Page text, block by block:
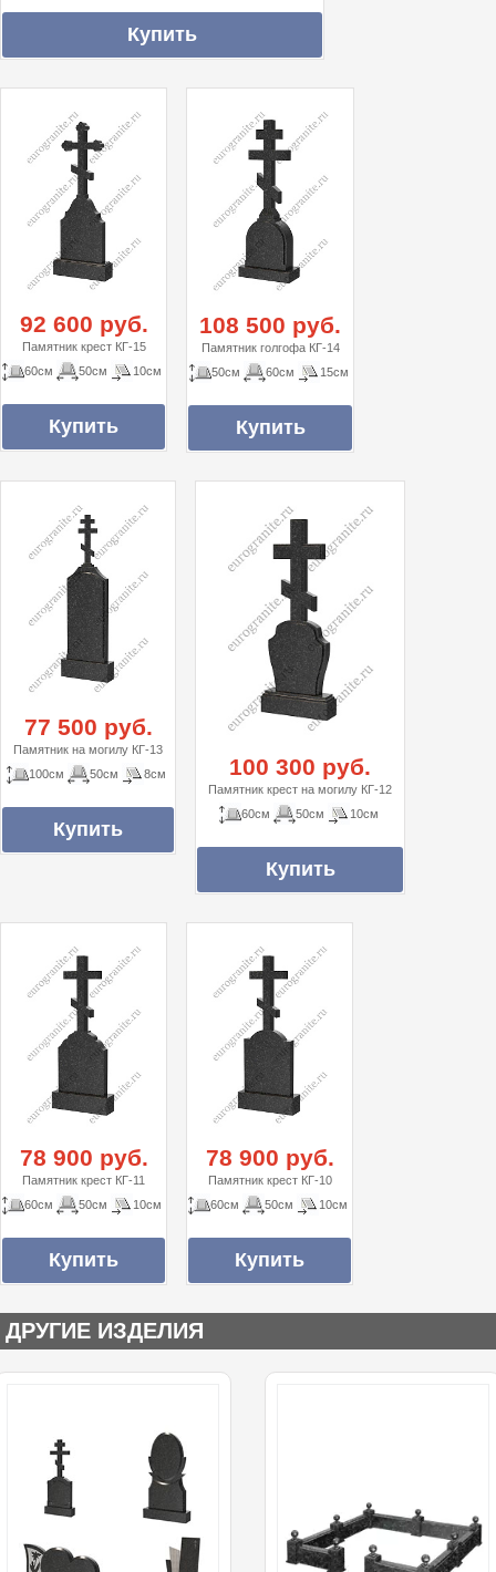
92 600 руб.
Памятник крест КГ-15
60см
50см 10см
108 500 руб.
Памятник голгофа КГ-14
50см
60см 15см
77 500 руб.
Памятник на могилу КГ-13
100см
50см 8см 100 300 руб.
Памятник крест на могилу КГ-12
60см
50см 10см
78 900 руб.
Памятник крест КГ-11
60см
50см 10см
78 900 руб.
Памятник крест КГ-10
60см
50см 10см
ДРУГИЕ ИЗДЕЛИЯ